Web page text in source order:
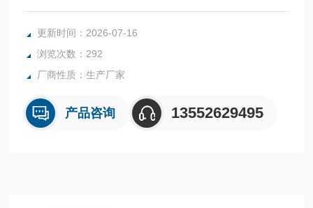
更新时间：2026-07-16
浏览次数：292
厂商性质：生产厂家
产品咨询 13552629495